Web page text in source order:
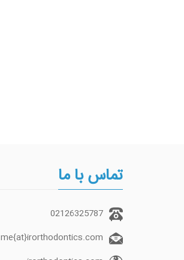
تماس با ما
02126325787
me{at}irorthodontics.com